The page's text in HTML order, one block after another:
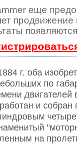
еще
г. оба
по
двигателей
и
на